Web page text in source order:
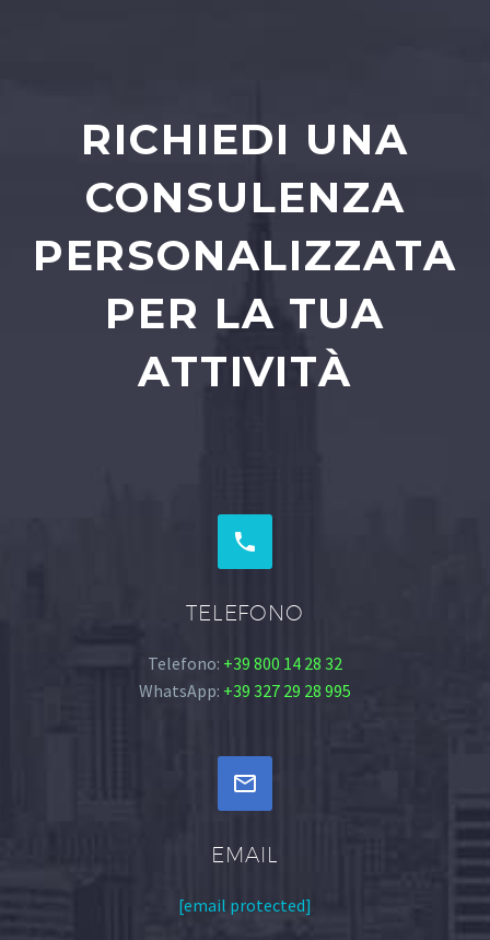
RICHIEDI UNA
CONSULENZA
PERSONALIZZATA
PER LA TUA
ATTIVITÀ


TELEFONO
Telefono: +39 800 14 28 32
WhatsApp: +39 327 29 28 995


EMAIL
[email protected]